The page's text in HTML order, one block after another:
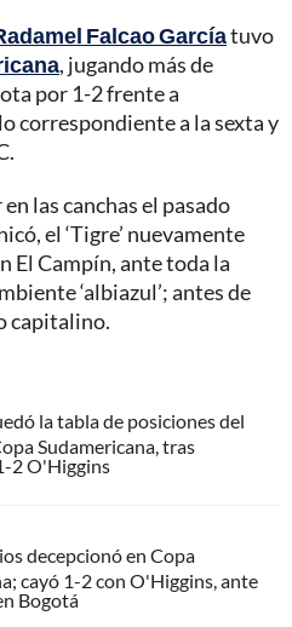
Falcao Garcíatuvo
, jugando más de
por 1-2 frente a
correspondiente a la sexta y
las canchas el pasado
el ‘Tigre’ nuevamente
El Campín, ante toda la
‘albiazul’; antes de
capitalino.
la tabla de posiciones del
Sudamericana, tras
2 O'Higgins
decepcionó en Copa
cayó 1-2 con O'Higgins, ante
Bogotá